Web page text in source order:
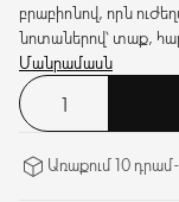
բրաբիոնով, որն
նոտաներով՝ տաք,
որակ։
Մանրամասն
Առաքում 10